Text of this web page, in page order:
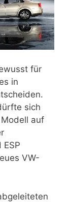
für
in
sich
auf
VW-